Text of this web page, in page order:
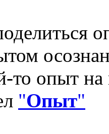
то опыт
"Опыт"